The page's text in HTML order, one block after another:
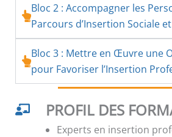
Bloc 2 : Accompagner les
Parcours d’Insertion Sociale
Bloc 3 : Mettre en Œuvre une
pour Favoriser l’Insertion
PROFIL DES
Experts en insertion